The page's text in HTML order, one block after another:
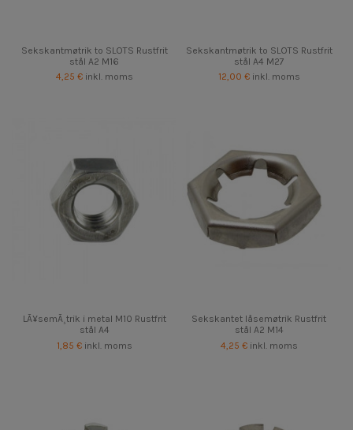
Sekskantmøtrik to SLOTS Rustfrit
stål A2 M16
4,25 € inkl. moms
Sekskantmøtrik to SLOTS Rustfrit
stål A4 M27
12,00 € inkl. moms
LÃ¥semÃ¸trik i metal M10 Rustfrit
stål A4
1,85 € inkl. moms
Sekskantet låsemøtrik Rustfrit
stål A2 M14
4,25 € inkl. moms